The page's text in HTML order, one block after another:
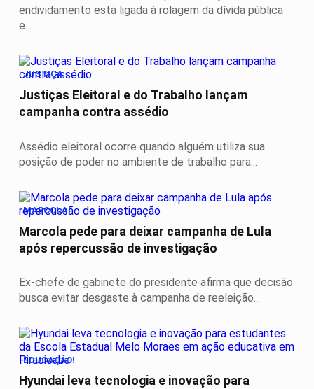
endividamento está ligada à rolagem da dívida pública
e...
JUSTIÇA
Justiças Eleitoral e do Trabalho lançam
campanha contra assédio
Assédio eleitoral ocorre quando alguém utiliza sua
posição de poder no ambiente de trabalho para...
MARCOLA!
Marcola pede para deixar campanha de Lula
após repercussão de investigação
Ex-chefe de gabinete do presidente afirma que decisão
busca evitar desgaste à campanha de reeleição...
EDUCAÇÃO!
Hyundai leva tecnologia e inovação para